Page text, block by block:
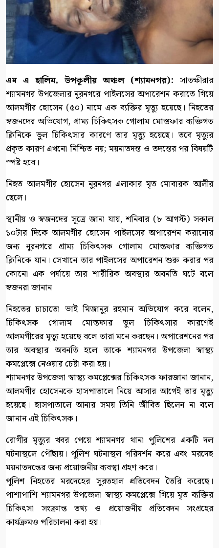
এম এ হালিম, উপকূলীয় অঞ্চল (শ্যামনগর): সাতক্ষীরার
শ্যামনগর উপজেলার নুরনগরে পাইলসের অপারেশন করাতে গিয়ে
আলমগীর হোসেন (৫০) নামে এক ব্যক্তির মৃত্যু হয়েছে। নিহতের
স্বজনদের অভিযোগ, গ্রাম্য চিকিৎসক গোলাম মোস্তফার ব্যক্তিগত
ক্লিনিকে ভুল চিকিৎসার কারণে তার মৃত্যু হয়েছে। তবে মৃত্যুর
প্রকৃত কারণ এখনো নিশ্চিত নয়; ময়নাতদন্ত ও তদন্তের পর বিষয়টি
স্পষ্ট হবে।
নিহত আলমগীর হোসেন নুরনগর এলাকার মৃত মোবারক আলীর
ছেলে।
স্থানীয় ও স্বজনদের সূত্রে জানা যায়, শনিবার (৮ আগস্ট) সকাল
১০টার দিকে আলমগীর হোসেন পাইলসের অপারেশন করানোর
জন্য নুরনগরে গ্রাম্য চিকিৎসক গোলাম মোস্তফার ব্যক্তিগত
ক্লিনিকে যান। সেখানে তার পাইলসের অপারেশন শুরু করার পর
কোনো এক পর্যায়ে তার শারীরিক অবস্থার অবনতি ঘটে বলে
স্বজনরা জানান।
নিহতের চাচাতো ভাই মিজানুর রহমান অভিযোগ করে বলেন,
চিকিৎসক গোলাম মোস্তফার ভুল চিকিৎসার কারণেই
আলমগীরের মৃত্যু হয়েছে বলে তারা মনে করছেন। অপারেশনের পর
তার অবস্থার অবনতি হলে তাকে শ্যামনগর উপজেলা স্বাস্থ্য
কমপ্লেক্সে নেওয়ার চেষ্টা করা হয়।
শ্যামনগর উপজেলা স্বাস্থ্য কমপ্লেক্সের চিকিৎসক ফারজানা জানান,
আলমগীর হোসেনকে হাসপাতালে নিয়ে আসার আগেই তার মৃত্যু
হয়েছে। হাসপাতালে আনার সময় তিনি জীবিত ছিলেন না বলে
জানান এই চিকিৎসক।
রোগীর মৃত্যুর খবর পেয়ে শ্যামনগর থানা পুলিশের একটি দল
ঘটনাস্থলে পৌঁছায়। পুলিশ ঘটনাস্থল পরিদর্শন করে এবং মরদেহ
ময়নাতদন্তের জন্য প্রয়োজনীয় ব্যবস্থা গ্রহণ করে।
পুলিশ নিহতের মরদেহের সুরতহাল প্রতিবেদন তৈরি করেছে।
পাশাপাশি শ্যামনগর উপজেলা স্বাস্থ্য কমপ্লেক্সে গিয়ে মৃত ব্যক্তির
চিকিৎসা সংক্রান্ত তথ্য ও প্রয়োজনীয় প্রতিবেদন সংগ্রহের
কার্যক্রমও পরিচালনা করা হয়।